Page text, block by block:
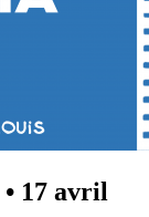
• 17 avril